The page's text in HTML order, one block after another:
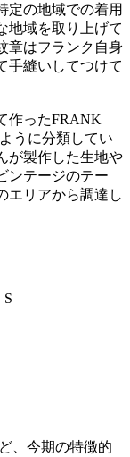
定の地域での着用
地域を取り上げて
章はフランク自身
手縫いしてつけて
作ったFRANK
うに分類してい
が製作した生地や
ンテージのテー
エリアから調達し
、今期の特徴的